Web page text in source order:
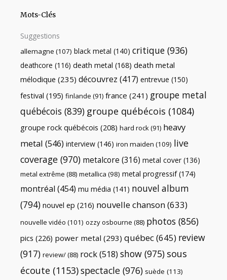
Mots-Clés
Suggestions
allemagne (107) black metal (140) critique (936)
deathcore (116) death metal (168) death metal
mélodique (235) découvrez (417) entrevue (150)
festival (195) finlande (91) france (241) groupe metal
québécois (839) groupe québécois (1084)
groupe rock québécois (208) hard rock(91) heavy
metal (546) interview (146) iron maiden (109) live
coverage (970) metalcore (316) metal cover (136)
metal extrême (88) metallica (98) metal progressif(174)
montréal (454) mu média (141) nouvel album
(794) nouvel ep (216) nouvelle chanson(633)
nouvelle vidéo (101) ozzy osbourne (88) photos (856)
pics (226) power metal (293) québec(645) review
(917) review/(88) rock(518) show (975) sous
écoute (1153)spectacle (976) suède (113)